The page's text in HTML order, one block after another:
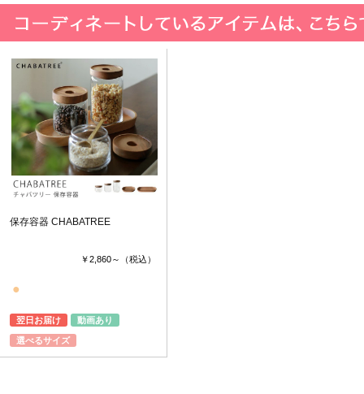
保存容器 CHABATREE
￥2,860～ （税込）
●
翌日お届け 動画あり
選べるサイズ